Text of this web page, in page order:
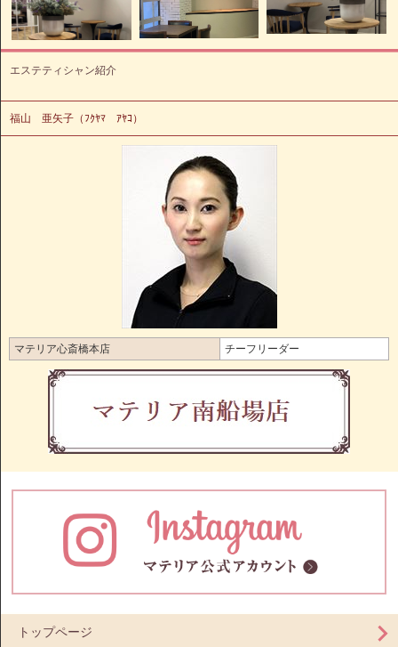
エステティシャン紹介
福山 亜矢子（ﾌｸﾔﾏ ｱﾔｺ）
マテリア心斎橋本店 チーフリーダー
トップページ